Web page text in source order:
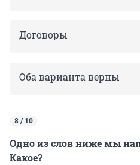
Договоры
Оба варианта верны
8 / 10
Одно из слов ниже мы
Какое?